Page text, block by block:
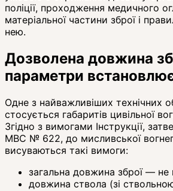
поліції, проходження медичного
матеріальної частини зброї і
нею.
Дозволена довжина
параметри
Одне з найважливіших технічних
стосується габаритів цивільної
Згідно з вимогами Інструкції,
МВС № 622, до мисливської
висуваються такі вимоги:
загальна довжина зброї —
довжина ствола (зі